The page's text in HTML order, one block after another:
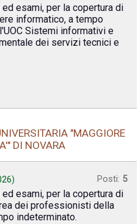
esami, per la copertura di
informatico, a tempo
Sistemi informativi e
dei servizi tecnici e
"MAGGIORE
DI NOVARA
) Posti: 5
esami, per la copertura di
dei professionisti della
indeterminato.